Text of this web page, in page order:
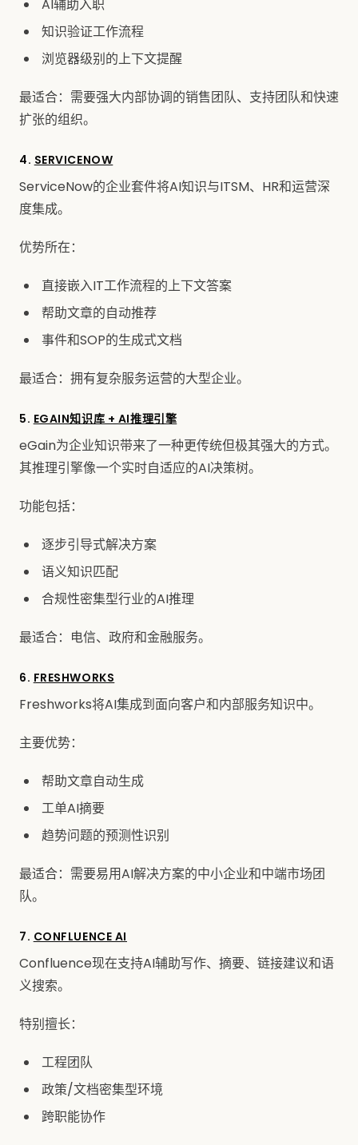
AI辅助入职
知识验证工作流程
浏览器级别的上下文提醒
最适合：需要强大内部协调的销售团队、支持团队和快速
扩张的组织。
4. SERVICENOW
ServiceNow的企业套件将AI知识与ITSM、HR和运营深
度集成。
优势所在：
直接嵌入IT工作流程的上下文答案
帮助文章的自动推荐
事件和SOP的生成式文档
最适合：拥有复杂服务运营的大型企业。
5. EGAIN知识库 + AI推理引擎
eGain为企业知识带来了一种更传统但极其强大的方式。
其推理引擎像一个实时自适应的AI决策树。
功能包括：
逐步引导式解决方案
语义知识匹配
合规性密集型行业的AI推理
最适合：电信、政府和金融服务。
6. FRESHWORKS
Freshworks将AI集成到面向客户和内部服务知识中。
主要优势：
帮助文章自动生成
工单AI摘要
趋势问题的预测性识别
最适合：需要易用AI解决方案的中小企业和中端市场团
队。
7. CONFLUENCE AI
Confluence现在支持AI辅助写作、摘要、链接建议和语
义搜索。
特别擅长：
工程团队
政策/文档密集型环境
跨职能协作